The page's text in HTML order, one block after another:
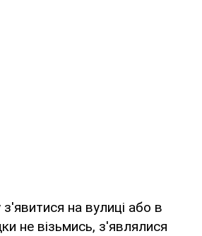
на вулиці або в
не візьмись, з'являлися